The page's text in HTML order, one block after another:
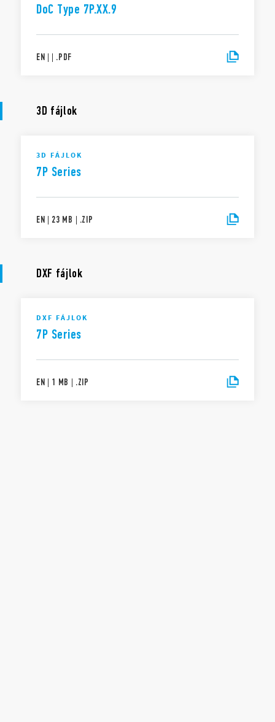
DoC Type 7P.XX.9
EN | | .PDF
3D fájlok
3D FÁJLOK
7P Series
EN | 23 MB | .ZIP
DXF fájlok
DXF FÁJLOK
7P Series
EN | 1 MB | .ZIP